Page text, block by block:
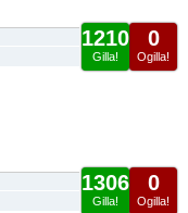
0
Ogilla!
1210
Gilla!
0
Ogilla!
1306
Gilla!